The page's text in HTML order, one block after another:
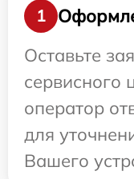
1
Оставьте
сервисного
оператор
для
Вашего